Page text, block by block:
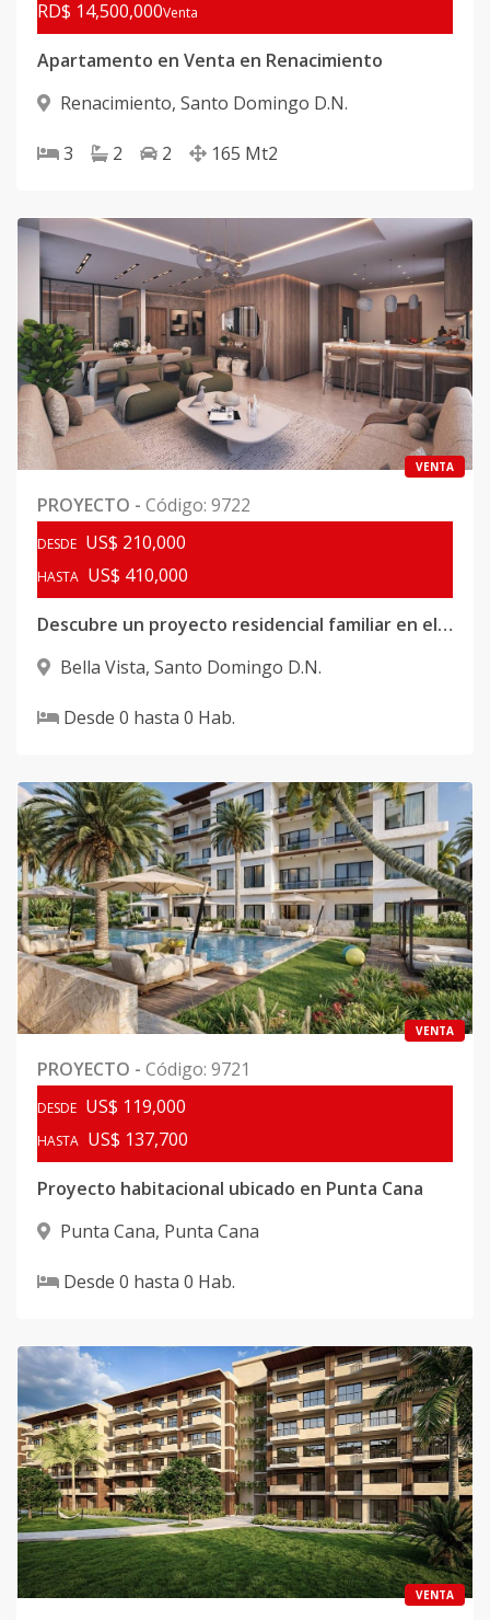
RD$ 14,500,000Venta
Apartamento en Venta en Renacimiento
Renacimiento, Santo Domingo D.N.
3 2 2 165 Mt2
VENTA
PROYECTO - Código: 9722
DESDE US$ 210,000
HASTA US$ 410,000
Descubre un proyecto residencial familiar en el exclusivo sector de Bella Vista
Bella Vista, Santo Domingo D.N.
Desde 0 hasta 0 Hab.
VENTA
PROYECTO - Código: 9721
DESDE US$ 119,000
HASTA US$ 137,700
Proyecto habitacional ubicado en Punta Cana
Punta Cana, Punta Cana
Desde 0 hasta 0 Hab.
VENTA